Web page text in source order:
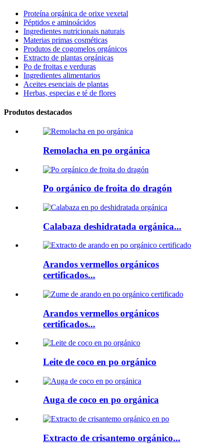
Proteína orgánica de orixe vexetal
Péptidos e aminoácidos
Ingredientes nutricionais naturais
Materias primas cosméticas
Produtos de cogomelos orgánicos
Extracto de plantas orgánicas
Po de froitas e verduras
Ingredientes alimentarios
Aceites esenciais de plantas
Herbas, especias e té de flores
Produtos destacados
Remolacha en po orgánica
Po orgánico de froita do dragón
Calabaza deshidratada orgánica...
Arandos vermellos orgánicos
certificados...
Arandos vermellos orgánicos
certificados...
Leite de coco en po orgánico
Auga de coco en po orgánica
Extracto de crisantemo orgánico...